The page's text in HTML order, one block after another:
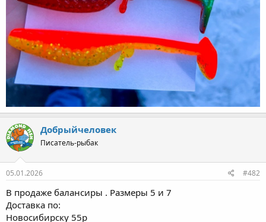
Добрыйчеловек
Писатель-рыбак
05.01.2026 #482
В продаже балансиры . Размеры 5 и 7
Доставка по:
Новосибирску 55р